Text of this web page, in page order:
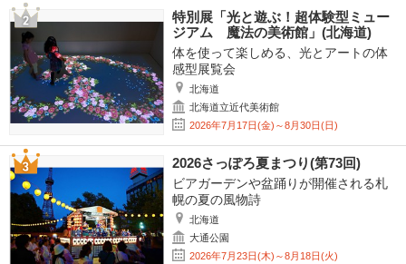
特別展「光と遊ぶ！超体験型ミュー
ジアム 魔法の美術館」(北海道)
体を使って楽しめる、光とアートの体
感型展覧会
北海道
北海道立近代美術館
2026年7月17日(金)～8月30日(日)
2026さっぽろ夏まつり(第73回)
ビアガーデンや盆踊りが開催される札
幌の夏の風物詩
北海道
大通公園
2026年7月23日(木)～8月18日(火)